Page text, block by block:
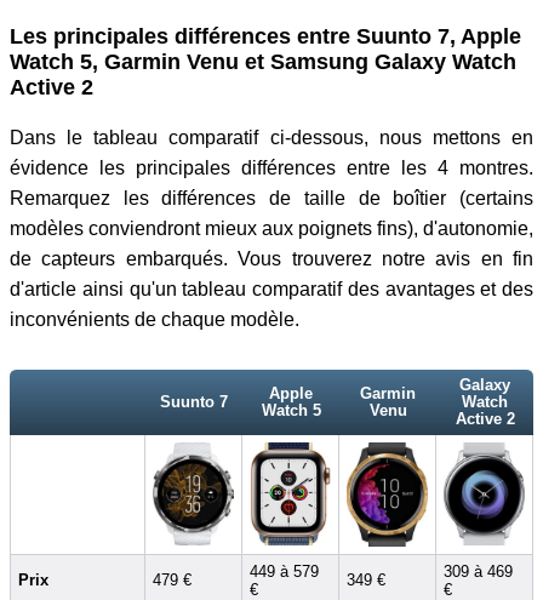
Les principales différences entre Suunto 7, Apple
Watch 5, Garmin Venu et Samsung Galaxy Watch
Active 2
Dans le tableau comparatif ci-dessous, nous mettons en
évidence les principales différences entre les 4 montres.
Remarquez les différences de taille de boîtier (certains
modèles conviendront mieux aux poignets fins), d'autonomie,
de capteurs embarqués. Vous trouverez notre avis en fin
d'article ainsi qu'un tableau comparatif des avantages et des
inconvénients de chaque modèle.
Suunto 7
Apple
Watch 5
Garmin
Venu
Galaxy
Watch
Active 2
Prix 479 €
449 à 579
€
349 €
309 à 469
€